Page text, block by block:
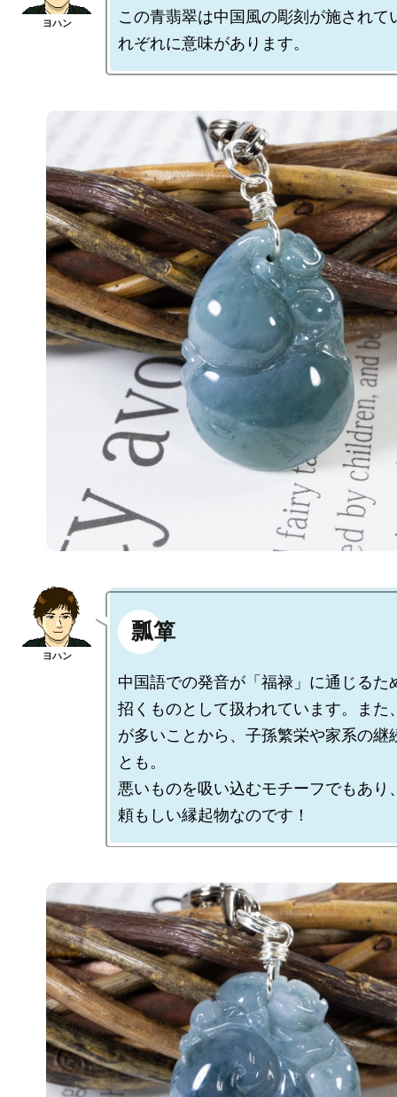
この青翡翠は中国風の彫刻が施されて
瓢箪
中国語での発音が「福禄」に通じるた
招くものとして扱われています。また
が多いことから、子孫繁栄や家系の継
とも。
悪いものを吸い込むモチーフでもあり